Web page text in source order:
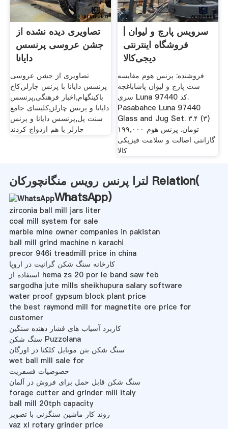
تصاویری دیده نشده از
جشن عروسی پرنسس
دایانا
تصاویری از جشن عروسی
پرنسس دایانا با پرنس چارلز,کاخ
باکینگهام,اخبار فرهنگی,پرنسس
دایانا و پرنس چارلز,کلیسای جامع
سنت پل,پرنسس دایانا و پرنس
چارلز با هم ازدواج کردند
سرویس پارچ و لیوان |
فروشگاه اینترنتی
دیجی‌کالا
فروشنده: پرنس هوم مقایسه
ست پارچ و لیوان پاشاباغچه
سری Luna کد 97440.
Pasabahce Luna 97440
Glass and Jug Set. ۳.۴ (۳)
۱۹۹,۰۰۰ تومان. پرنس هوم
گارانتی اصالت و سلامت فیزیکی
کالا
لترا پرنس رویس منگانچورکان Relation(
WhatsApp)
zirconia ball mill jars liter
coal mill system for sale
marble mine owner companies in pakistan
ball mill grind machine n karachi
precor 946i treadmill price in china
کارخانه سنگ شکن گرانیت در اروپا
استفاده از hema zs 20 por le band saw feb
sargodha jute mills sheikhupura salary software
water proof gypsum block plant price
the best raymond mill for magnetite ore price for
customer
کاربرد آسیاب های فشار دهنده سنگین
سنگ شکن Puzzolana
سنگ شکن بتن موبایل کلکتا در اورگان
wet ball mill sale for
خصوصیات فسفریت
سنگ شکن قابل حمل برای فروش در آلمان
forage cutter and grinder mill italy
ball mill 20tph capacity
روند کار ماشین سنگزنی با تصویر
vaz xl rotary grinder price